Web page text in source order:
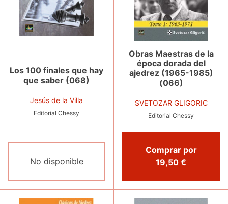
Los 100 finales que hay
que saber (068)
Jesús de la Villa
Editorial Chessy
No disponible
Obras Maestras de la
época dorada del
ajedrez (1965-1985)
(066)
SVETOZAR GLIGORIC
Editorial Chessy
Comprar por
19,50 €